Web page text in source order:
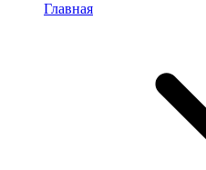
Главная